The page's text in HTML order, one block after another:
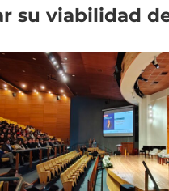
su viabilidad